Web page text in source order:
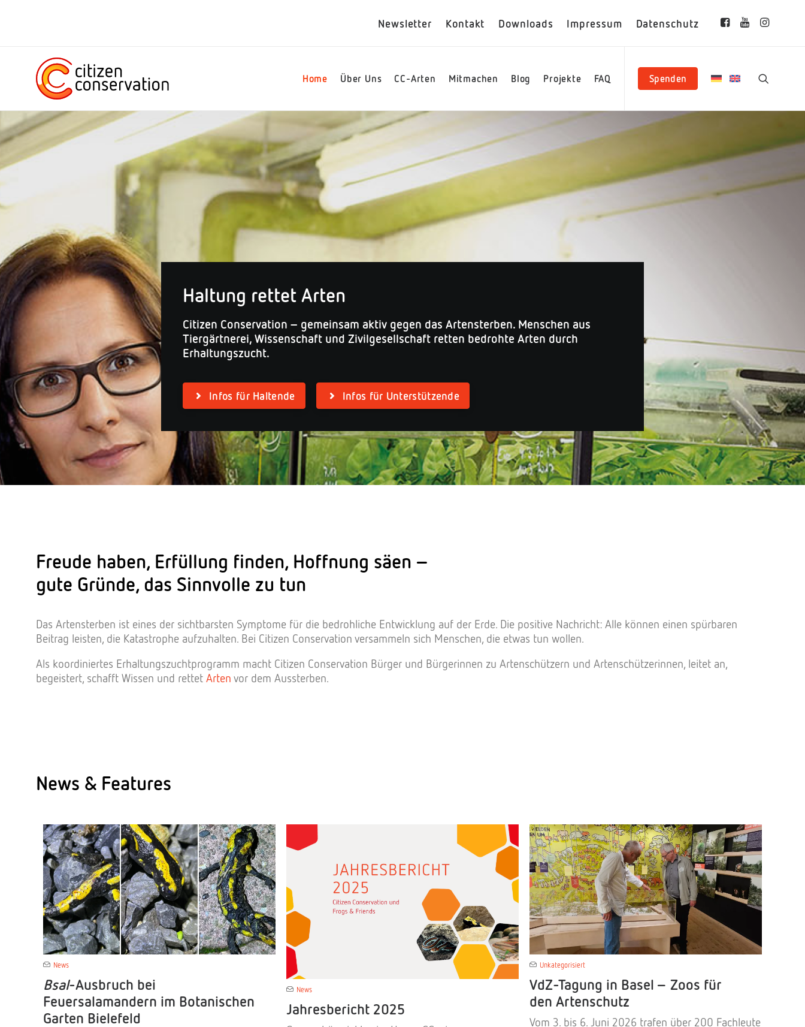
Newsletter Kontakt Downloads Impressum Datenschutz
Home Über Uns CC-Arten Mitmachen Blog Projekte FAQ Spenden
Haltung rettet Arten
Citizen Conservation – gemeinsam aktiv gegen das Artensterben. Menschen aus
Tiergärtnerei, Wissenschaft und Zivilgesellschaft retten bedrohte Arten durch
Erhaltungszucht.
Infos für Haltende Infos für Unterstützende
Freude haben, Erfüllung finden, Hoffnung säen –
gute Gründe, das Sinnvolle zu tun
Das Artensterben ist eines der sichtbarsten Symptome für die bedrohliche Entwicklung auf der Erde. Die positive Nachricht: Alle können einen spürbaren
Beitrag leisten, die Katastrophe aufzuhalten. Bei Citizen Conservation versammeln sich Menschen, die etwas tun wollen.
Als koordiniertes Erhaltungszuchtprogramm macht Citizen Conservation Bürger und Bürgerinnen zu Artenschützern und Artenschützerinnen, leitet an,
begeistert, schafft Wissen und rettet Arten vor dem Aussterben.
News & Features
News
Bsal-Ausbruch bei
Feuersalamandern im Botanischen
Garten Bielefeld
News
Jahresbericht 2025
Unkategorisiert
VdZ-Tagung in Basel – Zoos für
den Artenschutz
Vom 3. bis 6. Juni 2026 trafen über 200 Fachleute